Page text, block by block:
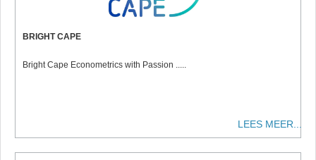
BRIGHT CAPE
Bright Cape Econometrics with Passion .....
LEES MEER...